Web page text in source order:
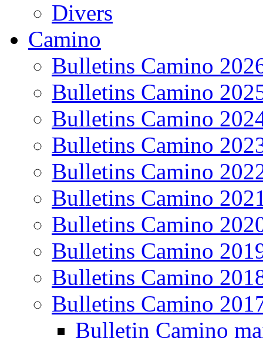
Divers
Camino
Bulletins Camino
Bulletins Camino
Bulletins Camino
Bulletins Camino
Bulletins Camino
Bulletins Camino
Bulletins Camino
Bulletins Camino
Bulletins Camino
Bulletins Camino
Bulletin Camino